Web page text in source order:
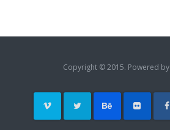
Copyright © 2015. Powered by